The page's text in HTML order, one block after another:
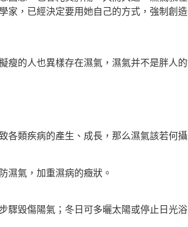
家，已經決定要用她自己的方式，強制創
的人也異樣存在濕氣，濕氣并不是胖人的
類疾病的產生、成長，那么濕氣該若何攝
氣，加重濕病的癥狀。
毀傷陽氣；冬日可多曬太陽或停止日光浴